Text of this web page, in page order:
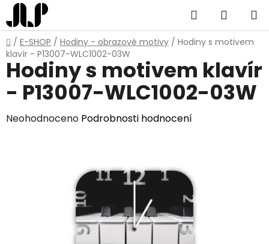
Přejít
na
obsah
Hledat
KOŠÍK
Domů
/ E-SHOP / Hodiny - obrazové motivy / Hodiny s motivem
klavír - P13007-WLC1002-03W
Hodiny s motivem klavír
- P13007-WLC1002-03W
Průměrné
Neohodnoceno Podrobnosti hodnocení